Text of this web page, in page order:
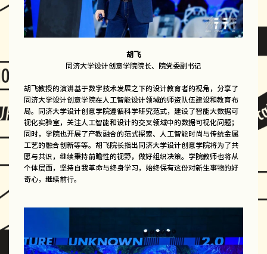
胡飞
同济大学设计创意学院院长、院党委副书记
胡飞教授的演讲基于数字技术发展之下的设计教育者的视角，分享了
同济大学设计创意学院在人工智能设计领域的师资队伍建设和教育布
局。同济大学设计创意学院遵循科学研究范式，建设了智能大数据可
视化实验室，关注人工智能和设计的交叉领域中的数据可视化问题；
同时，学院也开展了产教融合的范式探索、人工智能时尚与传统金属
工艺的融合创新等等。胡飞院长指出同济大学设计创意学院将为了共
愿与共识，继续秉持前瞻性的视野，做好组织决策。学院教师也将从
个体层面，坚持自我革命与终身学习，始终保有这份对新生事物的好
奇心，继续前行。